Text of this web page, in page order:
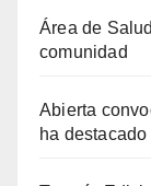
Área de
comunidad
Abierta
ha